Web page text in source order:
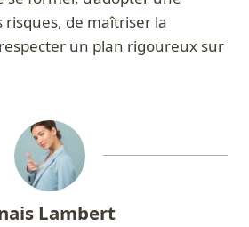
risques, de maîtriser la
un plan rigoureux sur
Lambert